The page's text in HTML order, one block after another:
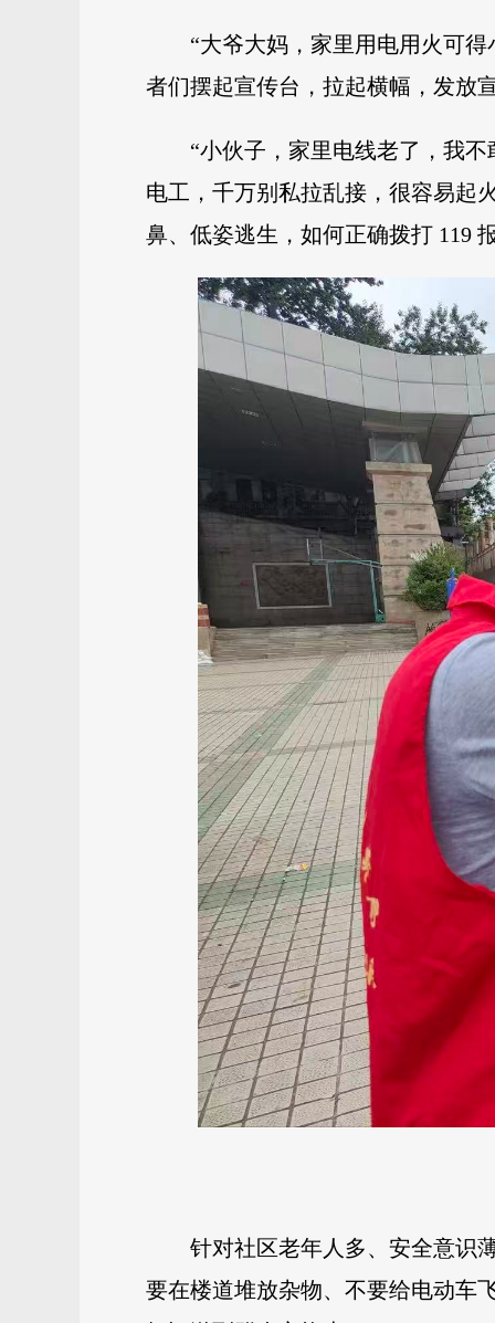
“大爷大妈，家里用电用火可
者们摆起宣传台，拉起横幅，发放
“小伙子，家里电线老了，我
电工，千万别私拉乱接，很容易起
鼻、低姿逃生，如何正确拨打 119
针对社区老年人多、安全意识
要在楼道堆放杂物、不要给电动车